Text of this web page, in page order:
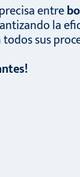
entre
la
sus